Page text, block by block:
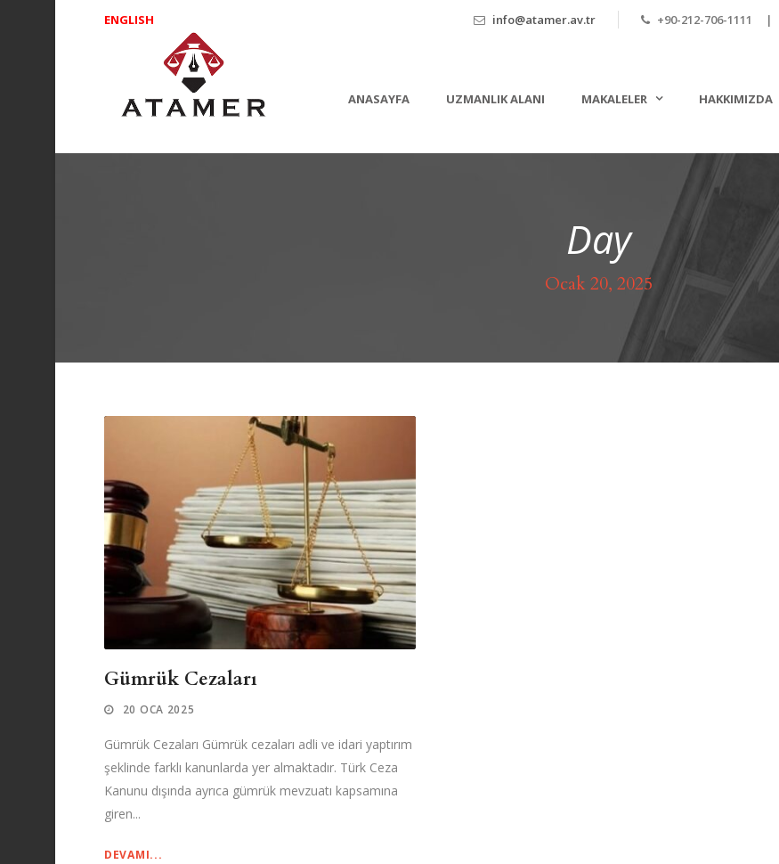
ENGLISH info@atamer.av.tr +90-212-706-1111 |
ANASAYFA UZMANLIK ALANI MAKALELER HAKKIMIZDA
Day
Ocak 20, 2025
Gümrük Cezaları
20 OCA 2025
Gümrük Cezaları Gümrük cezaları adli ve idari yaptırım
şeklinde farklı kanunlarda yer almaktadır. Türk Ceza
Kanunu dışında ayrıca gümrük mevzuatı kapsamına
giren...
DEVAMI...